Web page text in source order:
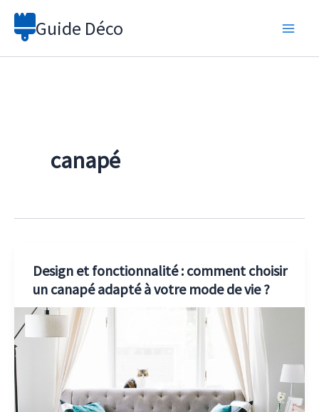
Aller
Guide Déco
canapé
Design et fonctionnalité : comment choisir
un canapé adapté à votre mode de vie ?